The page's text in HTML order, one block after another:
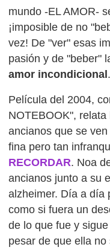
mundo -EL AMOR-
¡imposible de no
vez! De "ver" esas
pasión y de "beber"
amor incondicional .
Película del 2004,
NOTEBOOK",
ancianos que se
fina pero tan
RECORDAR. Noa
ancianos junto a su
alzheimer. Día a día
como si fuera un
de lo que fue y
pesar de que ella